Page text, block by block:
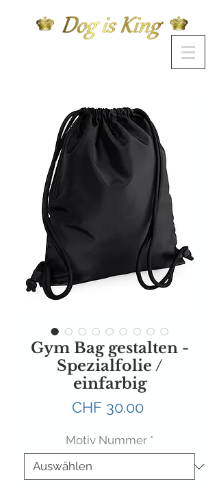
Gym Bag gestalten -
Spezialfolie /
einfarbig
CHF 30.00Preis
Motiv Nummer *